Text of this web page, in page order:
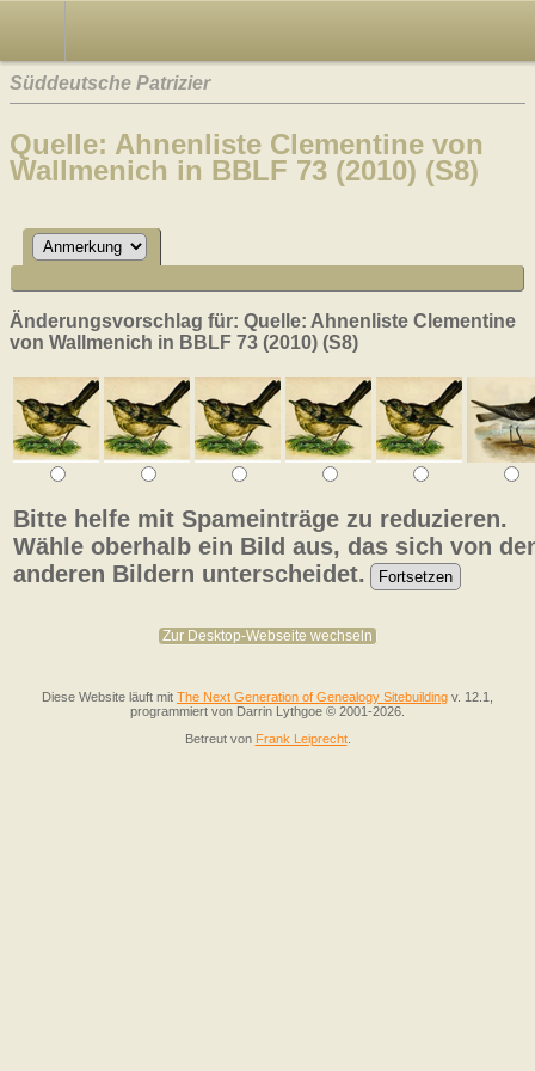
Süddeutsche Patrizier
Quelle: Ahnenliste Clementine von
Wallmenich in BBLF 73 (2010) (S8)
Änderungsvorschlag für: Quelle: Ahnenliste Clementine
von Wallmenich in BBLF 73 (2010) (S8)
Bitte helfe mit Spameinträge zu reduzieren.
Wähle oberhalb ein Bild aus, das sich von
anderen Bildern unterscheidet.
Zur Desktop-Webseite wechseln
Diese Website läuft mit The Next Generation of Genealogy Sitebuilding v. 12.1,
programmiert von Darrin Lythgoe © 2001-2026.
Betreut von Frank Leiprecht.